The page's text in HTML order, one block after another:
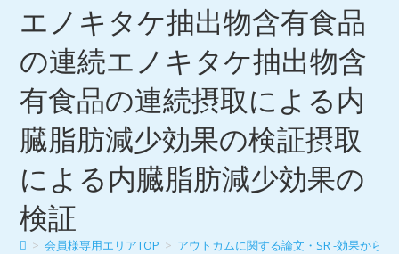
エノキタケ抽出物含有食品
の連続エノキタケ抽出物含
有食品の連続摂取による内
臓脂肪減少効果の検証摂取
による内臓脂肪減少効果の
検証
> 会員様専用エリアTOP > アウトカムに関する論文・SR -効果から探